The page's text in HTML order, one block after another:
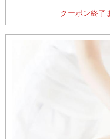
クーポン終了